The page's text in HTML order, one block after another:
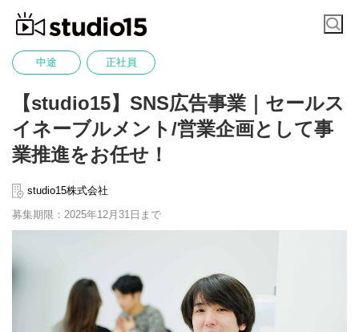
中途 正社員
【studio15】SNS広告事業｜セールス
イネーブルメント/営業企画として事
業推進をお任せ！
studio15株式会社
募集期限：2025年12月31日まで